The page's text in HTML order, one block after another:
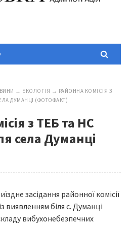
→ ЕКОЛОГІЯ → РАЙОННА КОМІСІЯ З
ДУМАНЦІ (ФОТОФАКТ)
з ТЕБ та НС
села Думанці
засідання районної комісії
виявленням біля с. Думанці
вибухонебезпечних